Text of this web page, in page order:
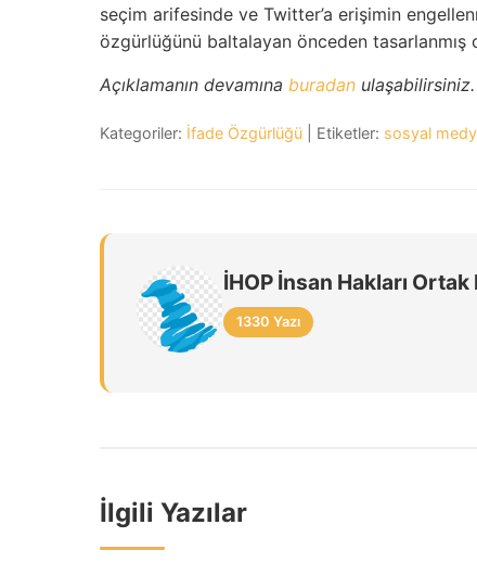
seçim arifesinde ve Twitter’a erişimin
özgürlüğünü baltalayan önceden
Açıklamanın devamına buradan ulaşabilirsiniz.
Kategoriler: İfade Özgürlüğü | Etiketler: sosyal
İHOP İnsan Hakları
1330 Yazı
İlgili Yazılar